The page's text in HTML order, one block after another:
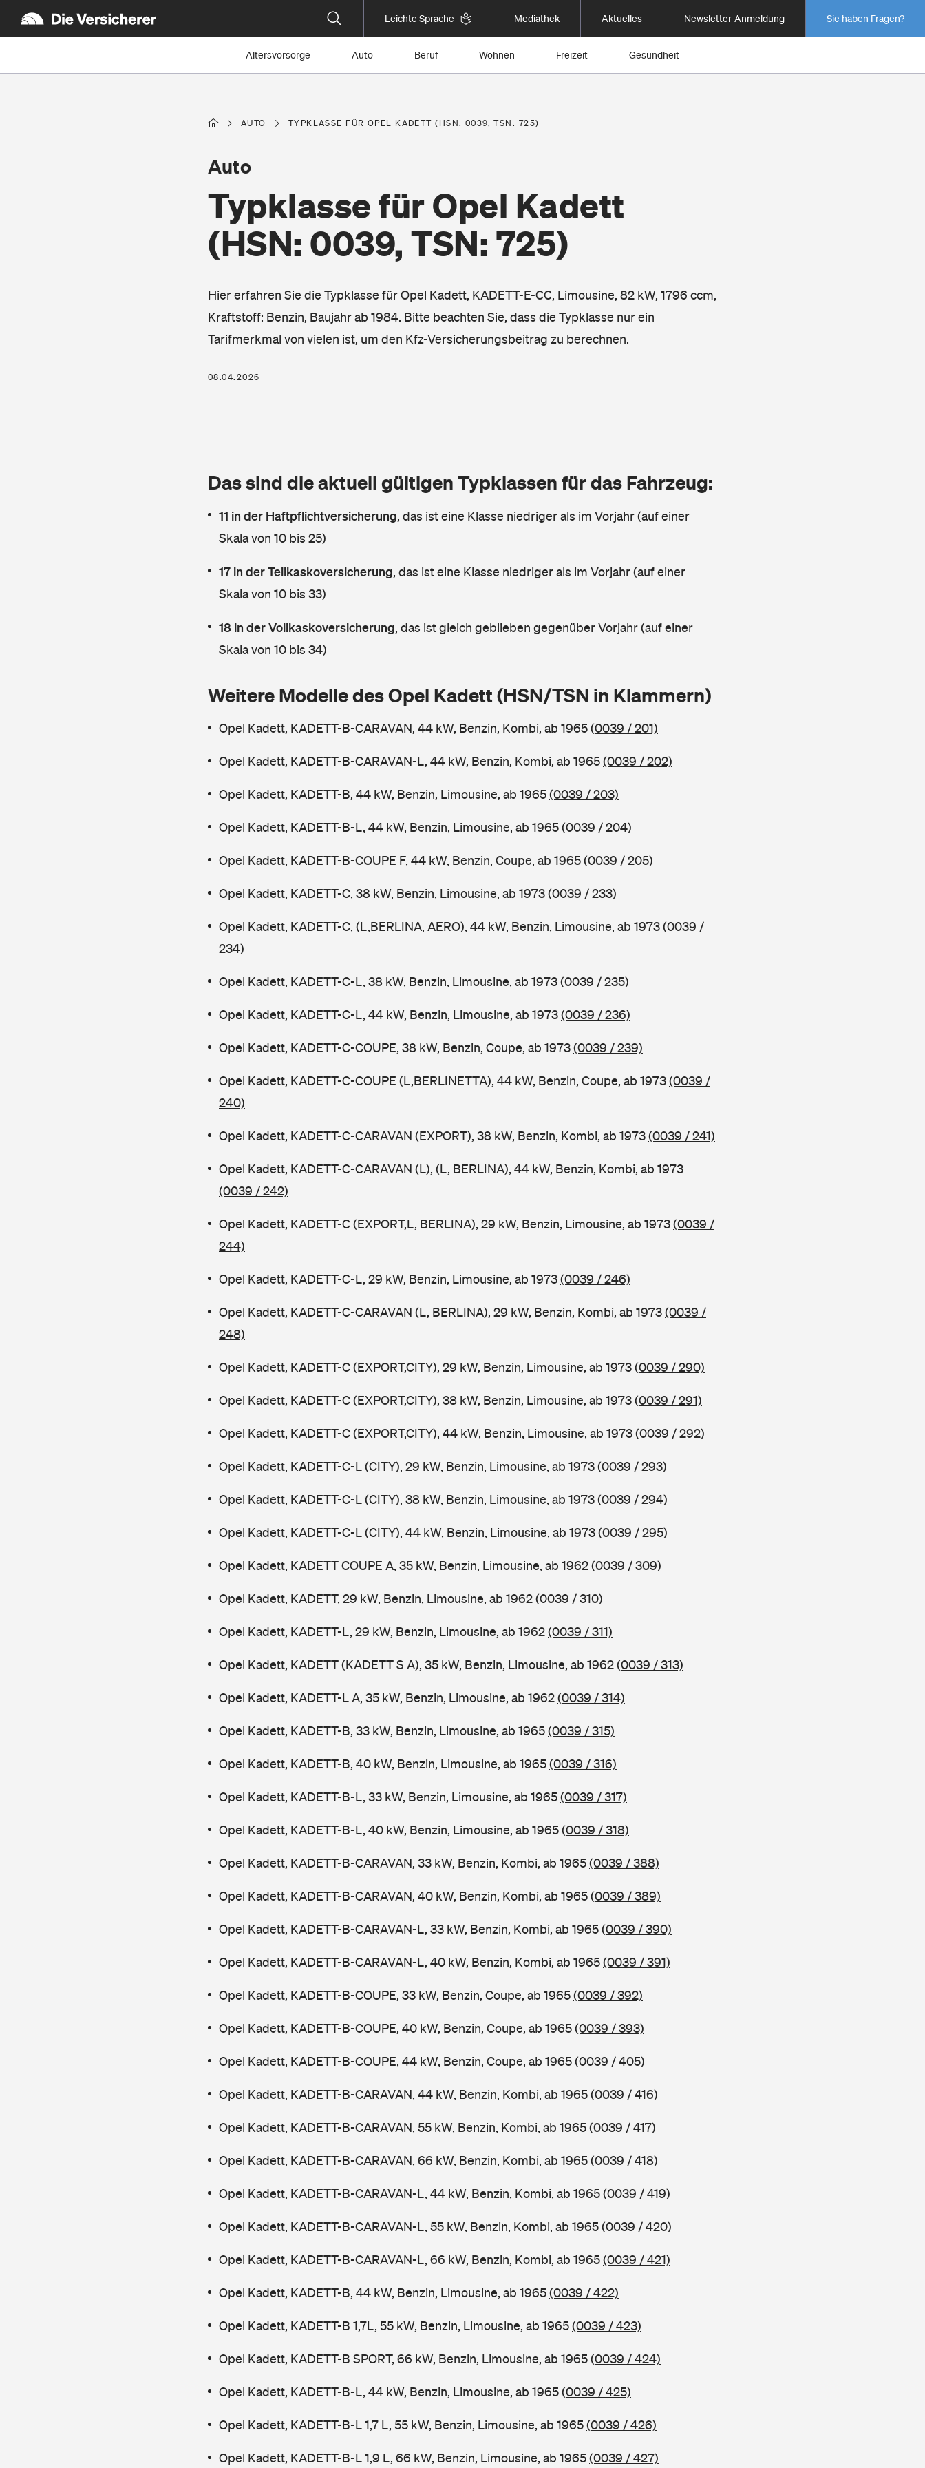
Leichte Sprache Mediathek Aktuelles Newsletter-Anmeldung Sie haben Fragen?
Altersvorsorge Auto Beruf Wohnen Freizeit Gesundheit
AUTO TYPKLASSE FÜR OPEL KADETT (HSN: 0039, TSN: 725)
Typklasse für Opel Kadett
(HSN: 0039, TSN: 725)
Auto
Hier erfahren Sie die Typklasse für Opel Kadett, KADETT-E-CC, Limousine, 82 kW, 1796 ccm,
Kraftstoff: Benzin, Baujahr ab 1984. Bitte beachten Sie, dass die Typklasse nur ein
Tarifmerkmal von vielen ist, um den Kfz-Versicherungsbeitrag zu berechnen.
08.04.2026
Das sind die aktuell gültigen Typklassen für das Fahrzeug:
11 in der Haftpflichtversicherung, das ist eine Klasse niedriger als im Vorjahr (auf einer
Skala von 10 bis 25)
17 in der Teilkaskoversicherung, das ist eine Klasse niedriger als im Vorjahr (auf einer
Skala von 10 bis 33)
18 in der Vollkaskoversicherung, das ist gleich geblieben gegenüber Vorjahr (auf einer
Skala von 10 bis 34)
Weitere Modelle des Opel Kadett (HSN/TSN in Klammern)
Opel Kadett, KADETT-B-CARAVAN, 44 kW, Benzin, Kombi, ab 1965(0039 / 201)
Opel Kadett, KADETT-B-CARAVAN-L, 44 kW, Benzin, Kombi, ab 1965(0039 / 202)
Opel Kadett, KADETT-B, 44 kW, Benzin, Limousine, ab 1965(0039 / 203)
Opel Kadett, KADETT-B-L, 44 kW, Benzin, Limousine, ab 1965(0039 / 204)
Opel Kadett, KADETT-B-COUPE F, 44 kW, Benzin, Coupe, ab 1965(0039 / 205)
Opel Kadett, KADETT-C, 38 kW, Benzin, Limousine, ab 1973(0039 / 233)
Opel Kadett, KADETT-C, (L,BERLINA, AERO), 44 kW, Benzin, Limousine, ab 1973(0039 /
234)
Opel Kadett, KADETT-C-L, 38 kW, Benzin, Limousine, ab 1973(0039 / 235)
Opel Kadett, KADETT-C-L, 44 kW, Benzin, Limousine, ab 1973(0039 / 236)
Opel Kadett, KADETT-C-COUPE, 38 kW, Benzin, Coupe, ab 1973(0039 / 239)
Opel Kadett, KADETT-C-COUPE (L,BERLINETTA), 44 kW, Benzin, Coupe, ab 1973(0039 /
240)
Opel Kadett, KADETT-C-CARAVAN (EXPORT), 38 kW, Benzin, Kombi, ab 1973(0039 / 241)
Opel Kadett, KADETT-C-CARAVAN (L), (L, BERLINA), 44 kW, Benzin, Kombi, ab 1973
(0039 / 242)
Opel Kadett, KADETT-C (EXPORT,L, BERLINA), 29 kW, Benzin, Limousine, ab 1973(0039 /
244)
Opel Kadett, KADETT-C-L, 29 kW, Benzin, Limousine, ab 1973(0039 / 246)
Opel Kadett, KADETT-C-CARAVAN (L, BERLINA), 29 kW, Benzin, Kombi, ab 1973(0039 /
248)
Opel Kadett, KADETT-C (EXPORT,CITY), 29 kW, Benzin, Limousine, ab 1973(0039 / 290)
Opel Kadett, KADETT-C (EXPORT,CITY), 38 kW, Benzin, Limousine, ab 1973(0039 / 291)
Opel Kadett, KADETT-C (EXPORT,CITY), 44 kW, Benzin, Limousine, ab 1973(0039 / 292)
Opel Kadett, KADETT-C-L (CITY), 29 kW, Benzin, Limousine, ab 1973(0039 / 293)
Opel Kadett, KADETT-C-L (CITY), 38 kW, Benzin, Limousine, ab 1973(0039 / 294)
Opel Kadett, KADETT-C-L (CITY), 44 kW, Benzin, Limousine, ab 1973(0039 / 295)
Opel Kadett, KADETT COUPE A, 35 kW, Benzin, Limousine, ab 1962(0039 / 309)
Opel Kadett, KADETT, 29 kW, Benzin, Limousine, ab 1962(0039 / 310)
Opel Kadett, KADETT-L, 29 kW, Benzin, Limousine, ab 1962(0039 / 311)
Opel Kadett, KADETT (KADETT S A), 35 kW, Benzin, Limousine, ab 1962(0039 / 313)
Opel Kadett, KADETT-L A, 35 kW, Benzin, Limousine, ab 1962(0039 / 314)
Opel Kadett, KADETT-B, 33 kW, Benzin, Limousine, ab 1965(0039 / 315)
Opel Kadett, KADETT-B, 40 kW, Benzin, Limousine, ab 1965(0039 / 316)
Opel Kadett, KADETT-B-L, 33 kW, Benzin, Limousine, ab 1965(0039 / 317)
Opel Kadett, KADETT-B-L, 40 kW, Benzin, Limousine, ab 1965(0039 / 318)
Opel Kadett, KADETT-B-CARAVAN, 33 kW, Benzin, Kombi, ab 1965(0039 / 388)
Opel Kadett, KADETT-B-CARAVAN, 40 kW, Benzin, Kombi, ab 1965(0039 / 389)
Opel Kadett, KADETT-B-CARAVAN-L, 33 kW, Benzin, Kombi, ab 1965(0039 / 390)
Opel Kadett, KADETT-B-CARAVAN-L, 40 kW, Benzin, Kombi, ab 1965(0039 / 391)
Opel Kadett, KADETT-B-COUPE, 33 kW, Benzin, Coupe, ab 1965(0039 / 392)
Opel Kadett, KADETT-B-COUPE, 40 kW, Benzin, Coupe, ab 1965(0039 / 393)
Opel Kadett, KADETT-B-COUPE, 44 kW, Benzin, Coupe, ab 1965(0039 / 405)
Opel Kadett, KADETT-B-CARAVAN, 44 kW, Benzin, Kombi, ab 1965(0039 / 416)
Opel Kadett, KADETT-B-CARAVAN, 55 kW, Benzin, Kombi, ab 1965(0039 / 417)
Opel Kadett, KADETT-B-CARAVAN, 66 kW, Benzin, Kombi, ab 1965(0039 / 418)
Opel Kadett, KADETT-B-CARAVAN-L, 44 kW, Benzin, Kombi, ab 1965(0039 / 419)
Opel Kadett, KADETT-B-CARAVAN-L, 55 kW, Benzin, Kombi, ab 1965(0039 / 420)
Opel Kadett, KADETT-B-CARAVAN-L, 66 kW, Benzin, Kombi, ab 1965(0039 / 421)
Opel Kadett, KADETT-B, 44 kW, Benzin, Limousine, ab 1965(0039 / 422)
Opel Kadett, KADETT-B 1,7L, 55 kW, Benzin, Limousine, ab 1965(0039 / 423)
Opel Kadett, KADETT-B SPORT, 66 kW, Benzin, Limousine, ab 1965(0039 / 424)
Opel Kadett, KADETT-B-L, 44 kW, Benzin, Limousine, ab 1965(0039 / 425)
Opel Kadett, KADETT-B-L 1,7 L, 55 kW, Benzin, Limousine, ab 1965(0039 / 426)
Opel Kadett, KADETT-B-L 1,9 L, 66 kW, Benzin, Limousine, ab 1965(0039 / 427)